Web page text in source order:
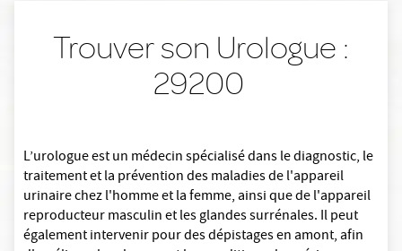
Trouver son Urologue :
29200
L’urologue est un médecin spécialisé dans le diagnostic, le
traitement et la prévention des maladies de l'appareil
urinaire chez l'homme et la femme, ainsi que de l'appareil
reproducteur masculin et les glandes surrénales. Il peut
également intervenir pour des dépistages en amont, afin